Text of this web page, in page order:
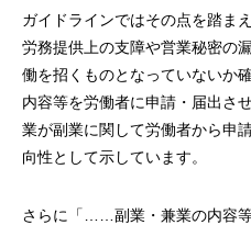
ガイドラインではその点を踏ま
労務提供上の支障や営業秘密の
働を招くものとなっていないか
内容等を労働者に申請・届出さ
業が副業に関して労働者から申
向性として示しています。
さらに「……副業・兼業の内容